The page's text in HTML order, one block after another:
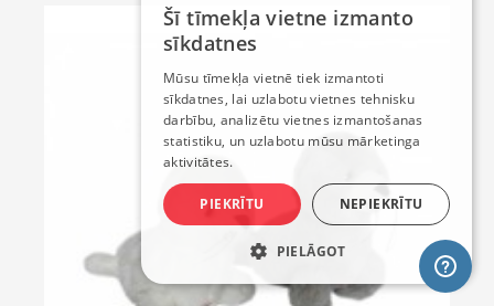
LATVIAN
ENGLISH
Šī tīmekļa vietne izmanto
sīkdatnes
Mūsu tīmekļa vietnē tiek izmantoti
sīkdatnes, lai uzlabotu vietnes tehnisku
darbību, analizētu vietnes izmantošanas
statistiku, un uzlabotu mūsu mārketinga
aktivitātes.
PIEKRĪTU NEPIEKRĪTU
PIELĀGOT